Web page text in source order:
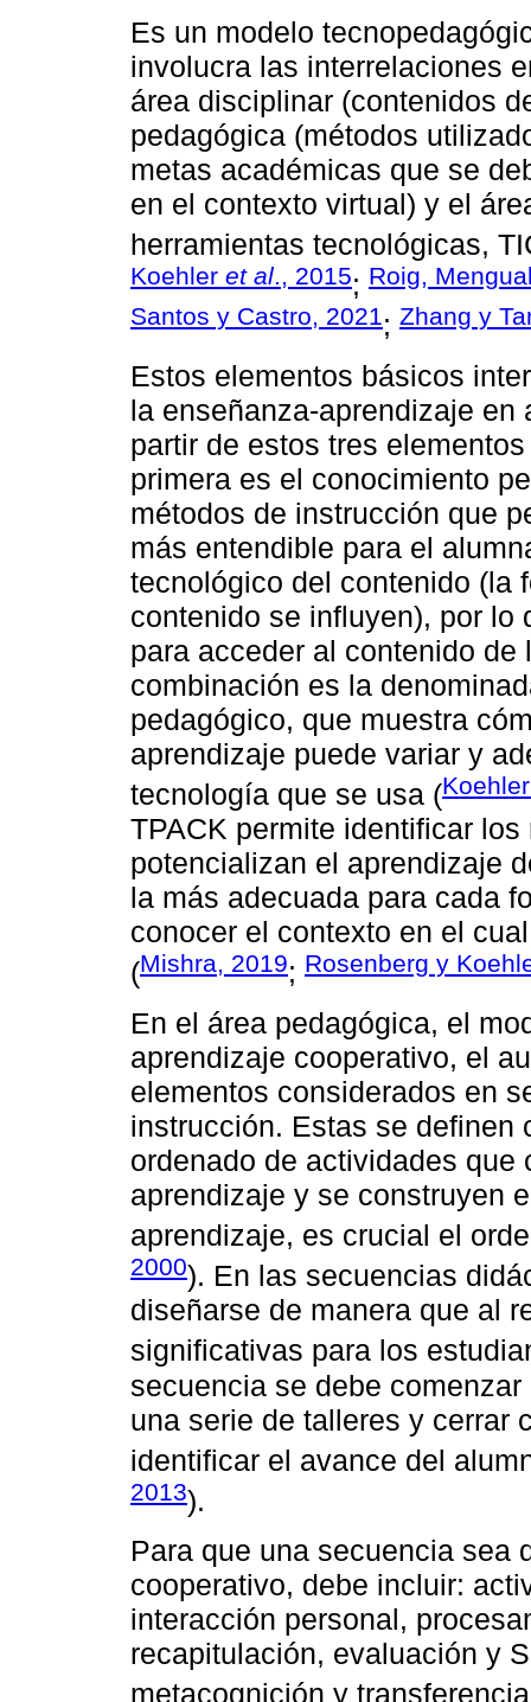
Es un modelo
involucra las interrelaciones
área disciplinar (contenidos
pedagógica (métodos
metas académicas que se
en el contexto virtual) y el
herramientas tecnológicas,
Koehler et al., 2015; Roig,
Santos y Castro, 2021; Zhang y
Estos elementos básicos
la enseñanza-aprendizaje
partir de estos tres
primera es el conocimiento
métodos de instrucción que
más entendible para el
tecnológico del contenido (la
contenido se influyen), por lo
para acceder al contenido
combinación es la
pedagógico, que muestra
aprendizaje puede variar y
tecnología que se usa (
TPACK permite identificar
potencializan el aprendizaje
la más adecuada para cada
conocer el contexto en el
(Mishra, 2019; Rosenberg y
En el área pedagógica, el
aprendizaje cooperativo, el
elementos considerados en
instrucción. Estas se definen
ordenado de actividades que
aprendizaje y se construyen
aprendizaje, es crucial el
2000). En las secuencias
diseñarse de manera que al
significativas para los
secuencia se debe
una serie de talleres y cerrar
identificar el avance del
2013).
Para que una secuencia sea
cooperativo, debe incluir:
interacción personal,
recapitulación, evaluación y
metacognición y